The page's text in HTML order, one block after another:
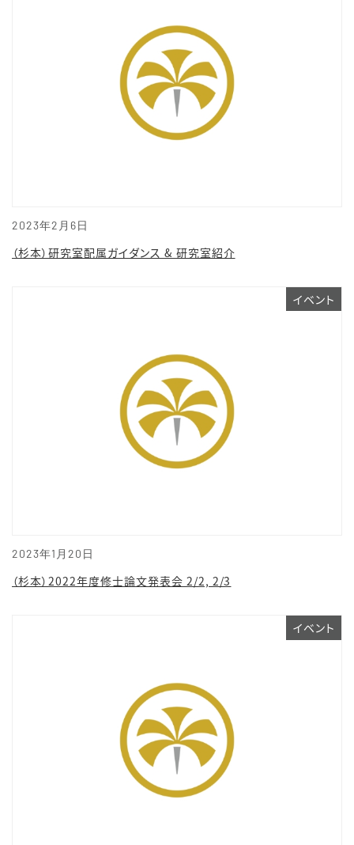
2023年2月6日
（杉本）研究室配属ガイダンス & 研究室紹介
2023年1月20日
イベント
（杉本）2022年度修士論文発表会 2/2, 2/3
イベント